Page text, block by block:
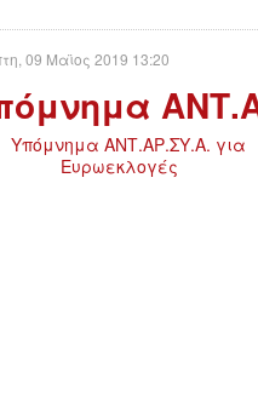
09 Μαϊος 2019 13:20